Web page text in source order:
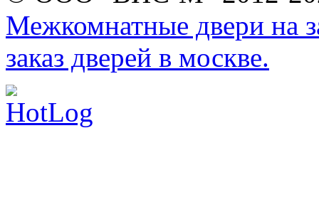
Межкомнатные двери на
заказ дверей в москве.